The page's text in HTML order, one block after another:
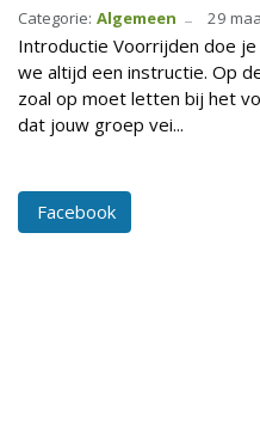
Categorie: Algemeen 29
Introductie Voorrijden doe
we altijd een instructie. Op
zoal op moet letten bij het
dat jouw groep vei...
Facebook